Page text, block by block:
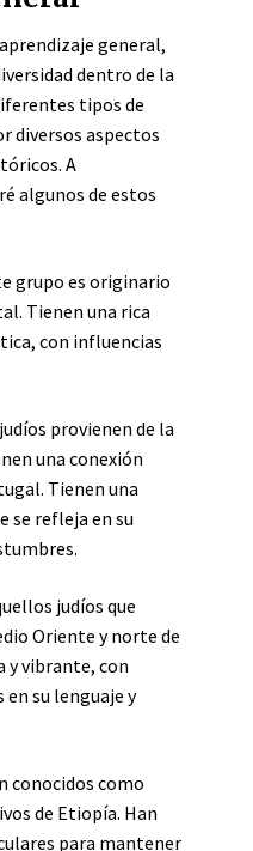
general,
dentro de la
tipos de
diversos aspectos
A
algunos de estos
grupo es originario
Tienen una rica
con influencias
provienen de la
una conexión
Tienen una
se refleja en su
judíos que
Oriente y norte de
y vibrante, con
en su lenguaje y
conocidos como
de Etiopía. Han
para mantener